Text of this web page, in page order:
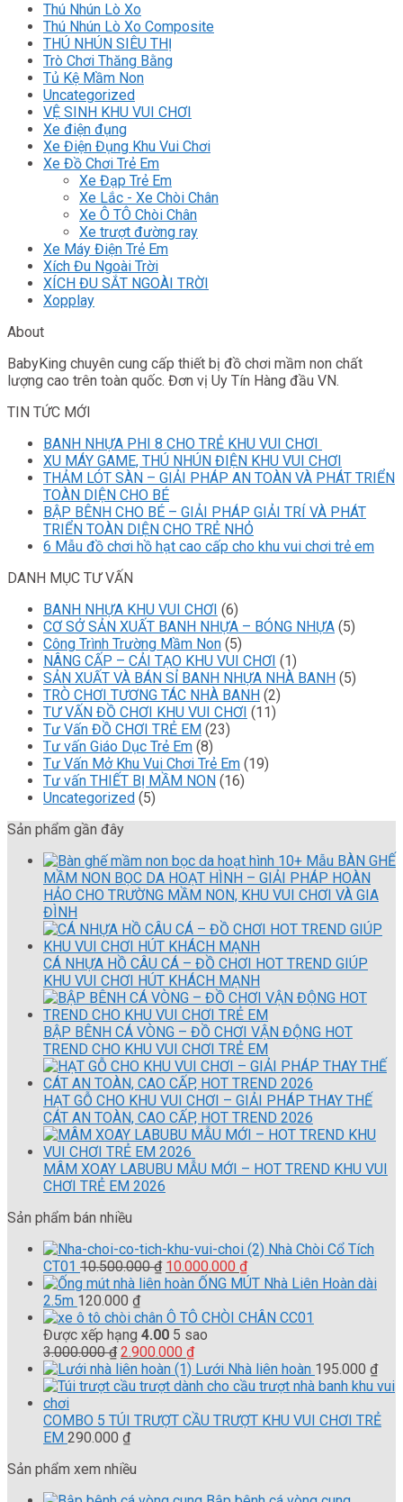
Thú Nhún Lò Xo
Thú Nhún Lò Xo Composite
THÚ NHÚN SIÊU THỊ
Trò Chơi Thăng Bằng
Tủ Kệ Mầm Non
Uncategorized
VỆ SINH KHU VUI CHƠI
Xe điện đụng
Xe Điện Đụng Khu Vui Chơi
Xe Đồ Chơi Trẻ Em
Xe Đạp Trẻ Em
Xe Lắc - Xe Chòi Chân
Xe Ô TÔ Chòi Chân
Xe trượt đường ray
Xe Máy Điện Trẻ Em
Xích Đu Ngoài Trời
XÍCH ĐU SẮT NGOÀI TRỜI
Xopplay
About
BabyKing chuyên cung cấp thiết bị đồ chơi mầm non chất
lượng cao trên toàn quốc. Đơn vị Uy Tín Hàng đầu VN.
TIN TỨC MỚI
BANH NHỰA PHI 8 CHO TRẺ KHU VUI CHƠI
XU MÁY GAME, THÚ NHÚN ĐIỆN KHU VUI CHƠI
THẢM LÓT SÀN – GIẢI PHÁP AN TOÀN VÀ PHÁT TRIỂN
TOÀN DIỆN CHO BÉ
BẬP BÊNH CHO BÉ – GIẢI PHÁP GIẢI TRÍ VÀ PHÁT
TRIỂN TOÀN DIỆN CHO TRẺ NHỎ
6 Mẫu đồ chơi hồ hạt cao cấp cho khu vui chơi trẻ em
DANH MỤC TƯ VẤN
BANH NHỰA KHU VUI CHƠI (6)
CƠ SỞ SẢN XUẤT BANH NHỰA – BÓNG NHỰA (5)
Công Trình Trường Mầm Non (5)
NÂNG CẤP – CẢI TẠO KHU VUI CHƠI (1)
SẢN XUẤT VÀ BÁN SỈ BANH NHỰA NHÀ BANH (5)
TRÒ CHƠI TƯƠNG TÁC NHÀ BANH (2)
TƯ VẤN ĐỒ CHƠI KHU VUI CHƠI (11)
Tư Vấn ĐỒ CHƠI TRẺ EM (23)
Tư vấn Giáo Dục Trẻ Em (8)
Tư Vấn Mở Khu Vui Chơi Trẻ Em (19)
Tư vấn THIẾT BỊ MẦM NON (16)
Uncategorized (5)
Sản phẩm gần đây
10+ Mẫu BÀN GHẾ
MẦM NON BỌC DA HOẠT HÌNH – GIẢI PHÁP HOÀN
HẢO CHO TRƯỜNG MẦM NON, KHU VUI CHƠI VÀ GIA
ĐÌNH
CÁ NHỰA HỒ CÂU CÁ – ĐỒ CHƠI HOT TREND GIÚP
KHU VUI CHƠI HÚT KHÁCH MẠNH
BẬP BÊNH CÁ VÒNG – ĐỒ CHƠI VẬN ĐỘNG HOT
TREND CHO KHU VUI CHƠI TRẺ EM
HẠT GỖ CHO KHU VUI CHƠI – GIẢI PHÁP THAY THẾ
CÁT AN TOÀN, CAO CẤP, HOT TREND 2026
MÂM XOAY LABUBU MẪU MỚI – HOT TREND KHU VUI
CHƠI TRẺ EM 2026
Sản phẩm bán nhiều
Nhà Chòi Cổ Tích
CT01 10.500.000₫ Giá
gốc
10.500.000 ₫.
10.000.000 ₫Giá
hiện
là:
ỐNG MÚT Nhà Liên Hoàn dài
2.5m 120.000 ₫
Ô TÔ CHÒI CHÂN CC01
Được xếp hạng 4.00 5 sao
3.000.000₫ Giá
gốc
là:
2.900.000 ₫Giá
hiện
tại
2.900.000 ₫.
Lưới Nhà liên hoàn 195.000 ₫
COMBO 5 TÚI TRƯỢT CẦU TRƯỢT KHU VUI CHƠI TRẺ
EM 290.000 ₫
Sản phẩm xem nhiều